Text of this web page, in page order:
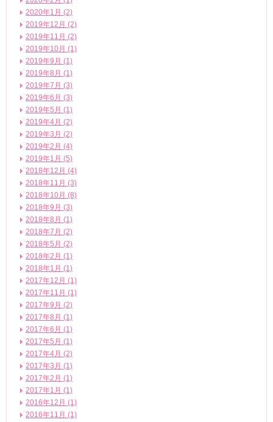
2020年1月 (2)
2019年12月 (2)
2019年11月 (2)
2019年10月 (1)
2019年9月 (1)
2019年8月 (1)
2019年7月 (3)
2019年6月 (3)
2019年5月 (1)
2019年4月 (2)
2019年3月 (2)
2019年2月 (4)
2019年1月 (5)
2018年12月 (4)
2018年11月 (3)
2018年10月 (8)
2018年9月 (3)
2018年8月 (1)
2018年7月 (2)
2018年5月 (2)
2018年2月 (1)
2018年1月 (1)
2017年12月 (1)
2017年11月 (1)
2017年9月 (2)
2017年8月 (1)
2017年6月 (1)
2017年5月 (1)
2017年4月 (2)
2017年3月 (1)
2017年2月 (1)
2017年1月 (1)
2016年12月 (1)
2016年11月 (1)